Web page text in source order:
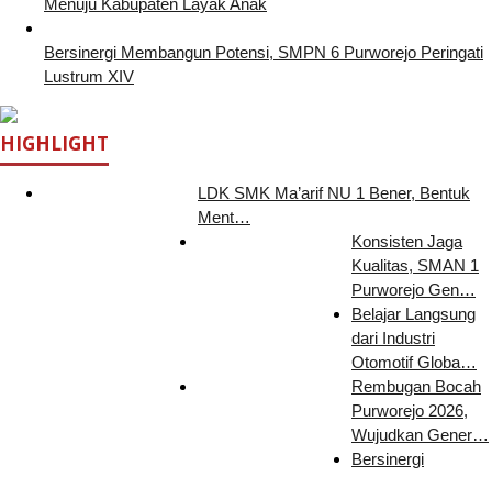
Menuju Kabupaten Layak Anak
Bersinergi Membangun Potensi, SMPN 6 Purworejo Peringati
Lustrum XIV
HIGHLIGHT
LDK SMK Ma’arif NU 1 Bener, Bentuk
Ment…
Konsisten Jaga
Kualitas, SMAN 1
Purworejo Gen…
Belajar Langsung
dari Industri
Otomotif Globa…
Rembugan Bocah
Purworejo 2026,
Wujudkan Gener…
Bersinergi